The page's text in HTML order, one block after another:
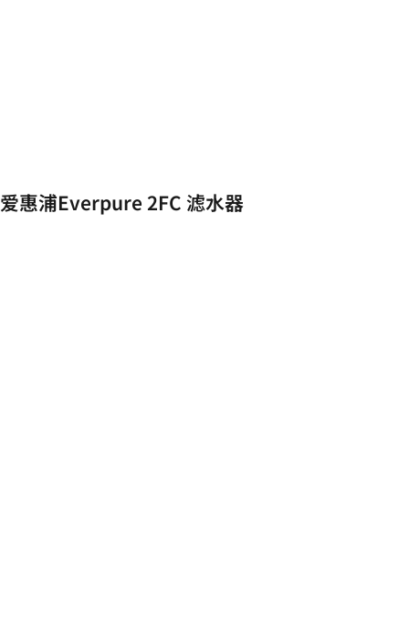
爱惠浦Everpure 2FC 滤水器